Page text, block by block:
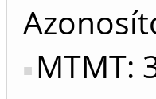
MTMT: